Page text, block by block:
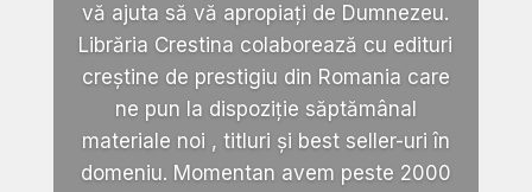
vă ajuta să vă apropiați de Dumnezeu.
Librăria Crestina colaborează cu edituri
creștine de prestigiu din Romania care
ne pun la dispoziție săptămânal
materiale noi , titluri și best seller-uri în
domeniu. Momentan avem peste 2000